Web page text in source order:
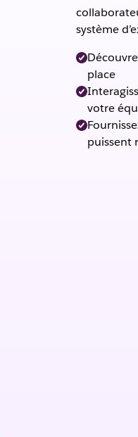
système
place
votre
puissent